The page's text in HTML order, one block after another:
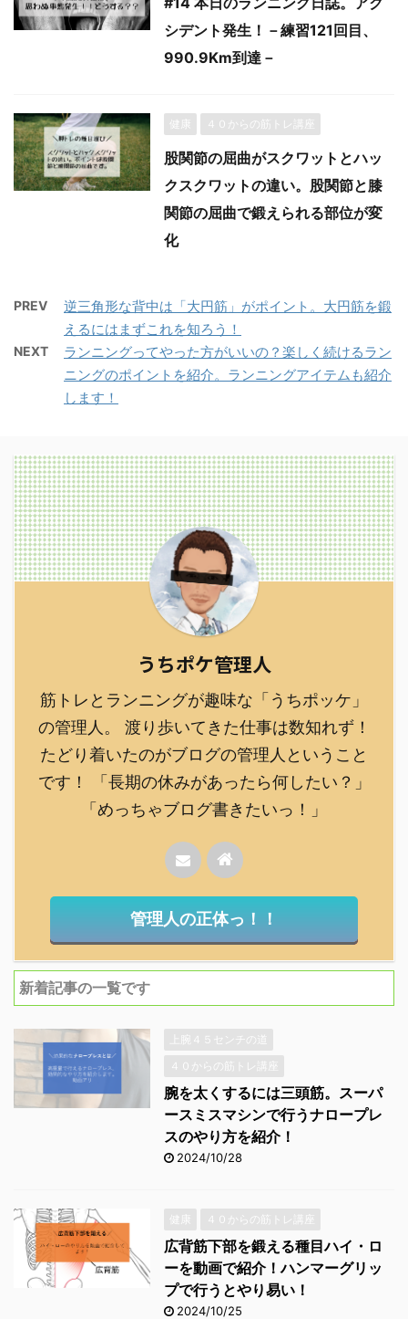
シデント発生！－練習121回目、
990.9Km到達－
健康 ４０からの筋トレ講座
股関節の屈曲がスクワットとハッ
クスクワットの違い。股関節と膝
関節の屈曲で鍛えられる部位が変
化
PREV
逆三角形な背中は「大円筋」がポイント。大円筋を鍛
えるにはまずこれを知ろう！
NEXT
ランニングってやった方がいいの？楽しく続けるラン
ニングのポイントを紹介。ランニングアイテムも紹介
します！
うちポケ管理人
筋トレとランニングが趣味な「うちポッケ」
の管理人。 渡り歩いてきた仕事は数知れず！
たどり着いたのがブログの管理人ということ
です！ 「長期の休みがあったら何したい？」
「めっちゃブログ書きたいっ！」
管理人の正体っ！！
新着記事の一覧です
上腕４５センチの道
４０からの筋トレ講座
腕を太くするには三頭筋。スーパ
ースミスマシンで行うナロープレ
スのやり方を紹介！
2024/10/28
健康 ４０からの筋トレ講座
広背筋下部を鍛える種目ハイ・ロ
ーを動画で紹介！ハンマーグリッ
プで行うとやり易い！
2024/10/25